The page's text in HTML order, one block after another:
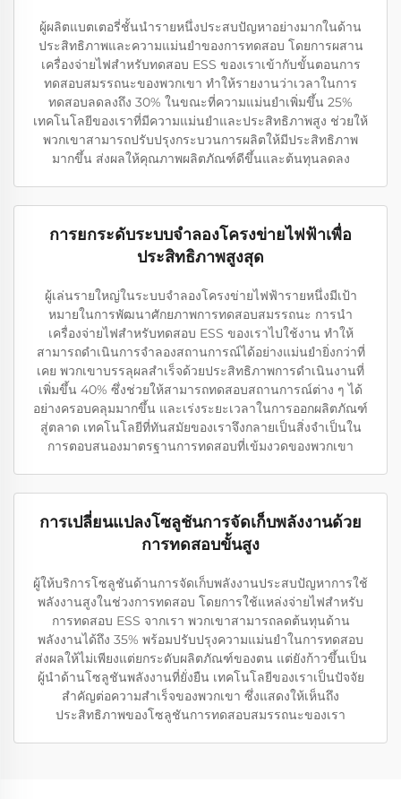
ผู้ผลิตแบตเตอรี่ชั้นนำรายหนึ่งประสบปัญหาอย่างมากในด้าน
ประสิทธิภาพและความแม่นยำของการทดสอบ โดยการผสาน
เครื่องจ่ายไฟสำหรับทดสอบ ESS ของเราเข้ากับขั้นตอนการ
ทดสอบสมรรถนะของพวกเขา ทำให้รายงานว่าเวลาในการ
ทดสอบลดลงถึง 30% ในขณะที่ความแม่นยำเพิ่มขึ้น 25%
เทคโนโลยีของเราที่มีความแม่นยำและประสิทธิภาพสูง ช่วยให้
พวกเขาสามารถปรับปรุงกระบวนการผลิตให้มีประสิทธิภาพ
มากขึ้น ส่งผลให้คุณภาพผลิตภัณฑ์ดีขึ้นและต้นทุนลดลง
การยกระดับระบบจำลองโครงข่ายไฟฟ้าเพื่อ
ประสิทธิภาพสูงสุด
ผู้เล่นรายใหญ่ในระบบจำลองโครงข่ายไฟฟ้ารายหนึ่งมีเป้า
หมายในการพัฒนาศักยภาพการทดสอบสมรรถนะ การนำ
เครื่องจ่ายไฟสำหรับทดสอบ ESS ของเราไปใช้งาน ทำให้
สามารถดำเนินการจำลองสถานการณ์ได้อย่างแม่นยำยิ่งกว่าที่
เคย พวกเขาบรรลุผลสำเร็จด้วยประสิทธิภาพการดำเนินงานที่
เพิ่มขึ้น 40% ซึ่งช่วยให้สามารถทดสอบสถานการณ์ต่าง ๆ ได้
อย่างครอบคลุมมากขึ้น และเร่งระยะเวลาในการออกผลิตภัณฑ์
สู่ตลาด เทคโนโลยีที่ทันสมัยของเราจึงกลายเป็นสิ่งจำเป็นใน
การตอบสนองมาตรฐานการทดสอบที่เข้มงวดของพวกเขา
การเปลี่ยนแปลงโซลูชันการจัดเก็บพลังงานด้วย
การทดสอบขั้นสูง
ผู้ให้บริการโซลูชันด้านการจัดเก็บพลังงานประสบปัญหาการใช้
พลังงานสูงในช่วงการทดสอบ โดยการใช้แหล่งจ่ายไฟสำหรับ
การทดสอบ ESS จากเรา พวกเขาสามารถลดต้นทุนด้าน
พลังงานได้ถึง 35% พร้อมปรับปรุงความแม่นยำในการทดสอบ
ส่งผลให้ไม่เพียงแต่ยกระดับผลิตภัณฑ์ของตน แต่ยังก้าวขึ้นเป็น
ผู้นำด้านโซลูชันพลังงานที่ยั่งยืน เทคโนโลยีของเราเป็นปัจจัย
สำคัญต่อความสำเร็จของพวกเขา ซึ่งแสดงให้เห็นถึง
ประสิทธิภาพของโซลูชันการทดสอบสมรรถนะของเรา